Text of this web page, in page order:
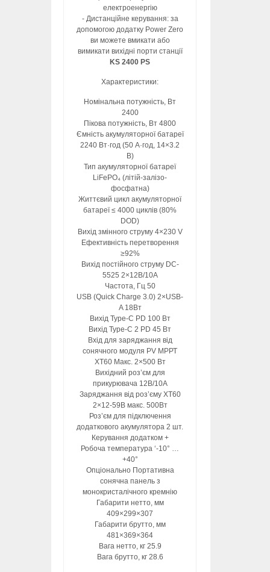
електроенергію
- Дистанційне керування: за
допомогою додатку Power Zero
ви можете вмикати або
вимикати вихідні порти станції
KS 2400 PS
Характеристики:
Номінальна потужність, Вт
2400
Пікова потужність, Вт 4800
Ємність акумуляторної батареї
2240 Вт·год (50 А·год, 14×3.2
В)
Тип акумуляторної батареї
LiFePO₄ (літій-залізо-
фосфатна)
Життєвий цикл акумуляторної
батареї ≤ 4000 циклів (80%
DOD)
Вихід змінного струму 4×230 V
Ефективність перетворення
≥92%
Вихід постійного струму DC-
5525 2×12В/10А
Частота, Гц 50
USB (Quick Charge 3.0) 2×USB-
A 18Вт
Вихід Type-C PD 100 Вт
Вихід Type-C 2 PD 45 Вт
Вхід для заряджання від
сонячного модуля PV МРРТ
XT60 Макс. 2×500 Вт
Вихідний роз’єм для
прикурювача 12В/10А
Заряджання від роз’єму XT60
2×12-59В макс. 500Вт
Роз’єм для підключення
додаткового акумулятора 2 шт.
Керування додатком +
Робоча температура ‘-10° …
+40°
Опціонально Портативна
сонячна панель з
монокристалічного кремнію
Габарити нетто, мм
409×299×307
Габарити брутто, мм
481×369×364
Вага нетто, кг 25.9
Вага брутто, кг 28.6